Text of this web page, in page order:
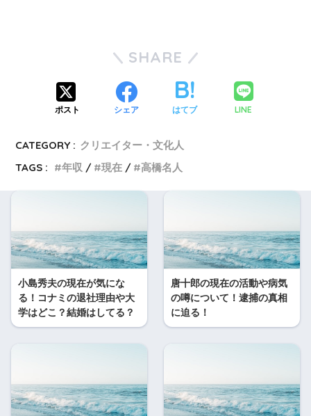
SHARE
ポスト シェア はてブ LINE
CATEGORY : クリエイター・文化人
TAGS :
年収 現在 高橋名人
小島秀夫の現在が気にな
る！コナミの退社理由や大
学はどこ？結婚はしてる？
唐十郎の現在の活動や病気
の噂について！逮捕の真相
に迫る！